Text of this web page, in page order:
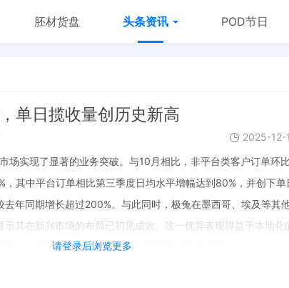
胚材货盘 头条资讯 POD节日
单日揽收量创历史新高
2025-12-
请登录后浏览更多
场实现了显著的业务突破。与10月相比，非平台类客户订单环
其中平台订单相比第三季度日均水平增幅达到80%，并创下
年同期增长超过200%。与此同时，极兔在墨西哥、埃及等其
其在新兴市场的布局已初见成效。这一优异表现得益于本地化
网络，使其成为当地电商旺季的重要物流支持力量。